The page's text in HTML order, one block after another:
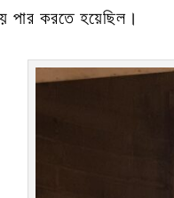
পার করতে হয়েছিল।